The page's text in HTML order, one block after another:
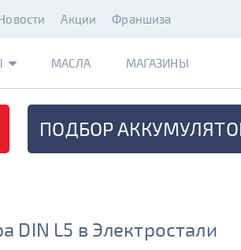
Акции Франшиза
МАСЛА МАГАЗИНЫ
ПОДБОР
DIN L5 в Электростали